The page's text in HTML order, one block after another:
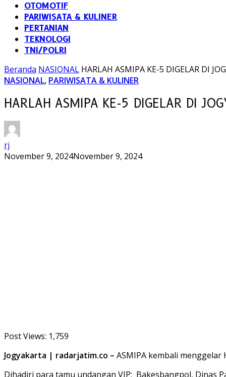
OTOMOTIF
PARIWISATA & KULINER
PERTANIAN
TEKNOLOGI
TNI/POLRI
Beranda NASIONAL HARLAH ASMIPA KE-5 DIGELAR DI
NASIONAL, PARIWISATA & KULINER
HARLAH ASMIPA KE-5 DIGELAR DI
rj
November 9, 2024November 9, 2024
Post Views: 1,759
Jogyakarta | radarjatim.co – ASMIPA kembali menggelar
Dihadiri para tamu undangan VIP: Bakesbangpol, Dinas